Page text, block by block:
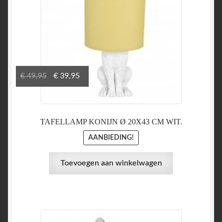
TAFELLAMP KONIJN Ø 20X43 CM WIT.
AANBIEDING!
€49,95
Oorspronkelijke
prijs
€39,95Huidige
prijs
Toevoegen aan winkelwagen